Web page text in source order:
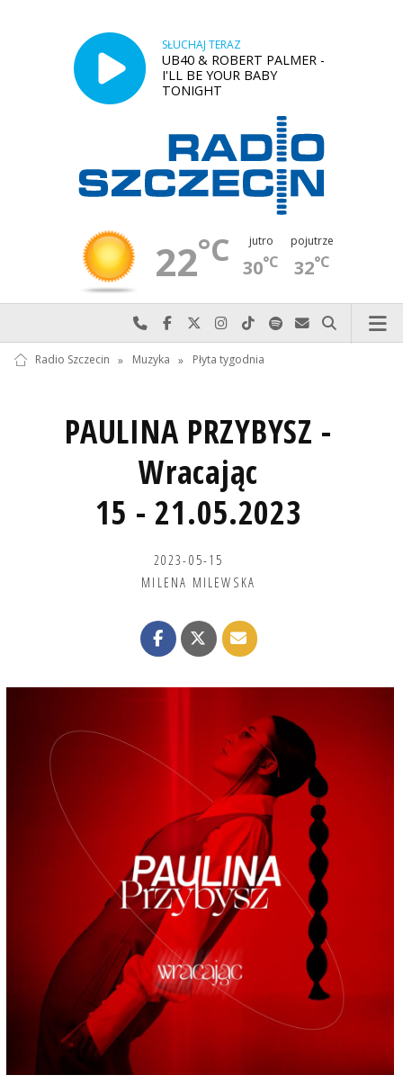
SŁUCHAJ TERAZ
UB40 & ROBERT PALMER -
I'LL BE YOUR BABY
TONIGHT
22°C jutro
30°C
pojutrze
32°C
Najlepiej po prostu do nas zadzwoń
Odwiedź nas na Facebook-u
Odwiedź nas na X
Odwiedź nas na Instagram-ie
Odwiedź nas na TikTok-u
Szukaj nas na Spotify
Wyślij do nas
Szukaj
Radio Szczecin » Muzyka » Płyta tygodnia
PAULINA PRZYBYSZ -
Wracając
15 - 21.05.2023
2023-05-15
MILENA MILEWSKA